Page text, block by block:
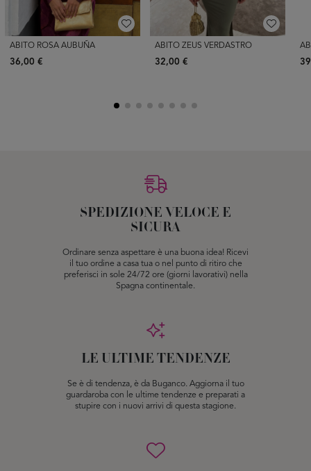
ABITO ROSA AUBUÑA
36,00 €
ABITO ZEUS VERDASTRO
32,00 €
SPEDIZIONE VELOCE E
SICURA
Ordinare senza aspettare è una buona idea! Ricevi
il tuo ordine a casa tua o nel punto di ritiro che
preferisci in sole 24/72 ore (giorni lavorativi) nella
Spagna continentale.
LE ULTIME TENDENZE
Se è di tendenza, è da Buganco. Aggiorna il tuo
guardaroba con le ultime tendenze e preparati a
stupire con i nuovi arrivi di questa stagione.